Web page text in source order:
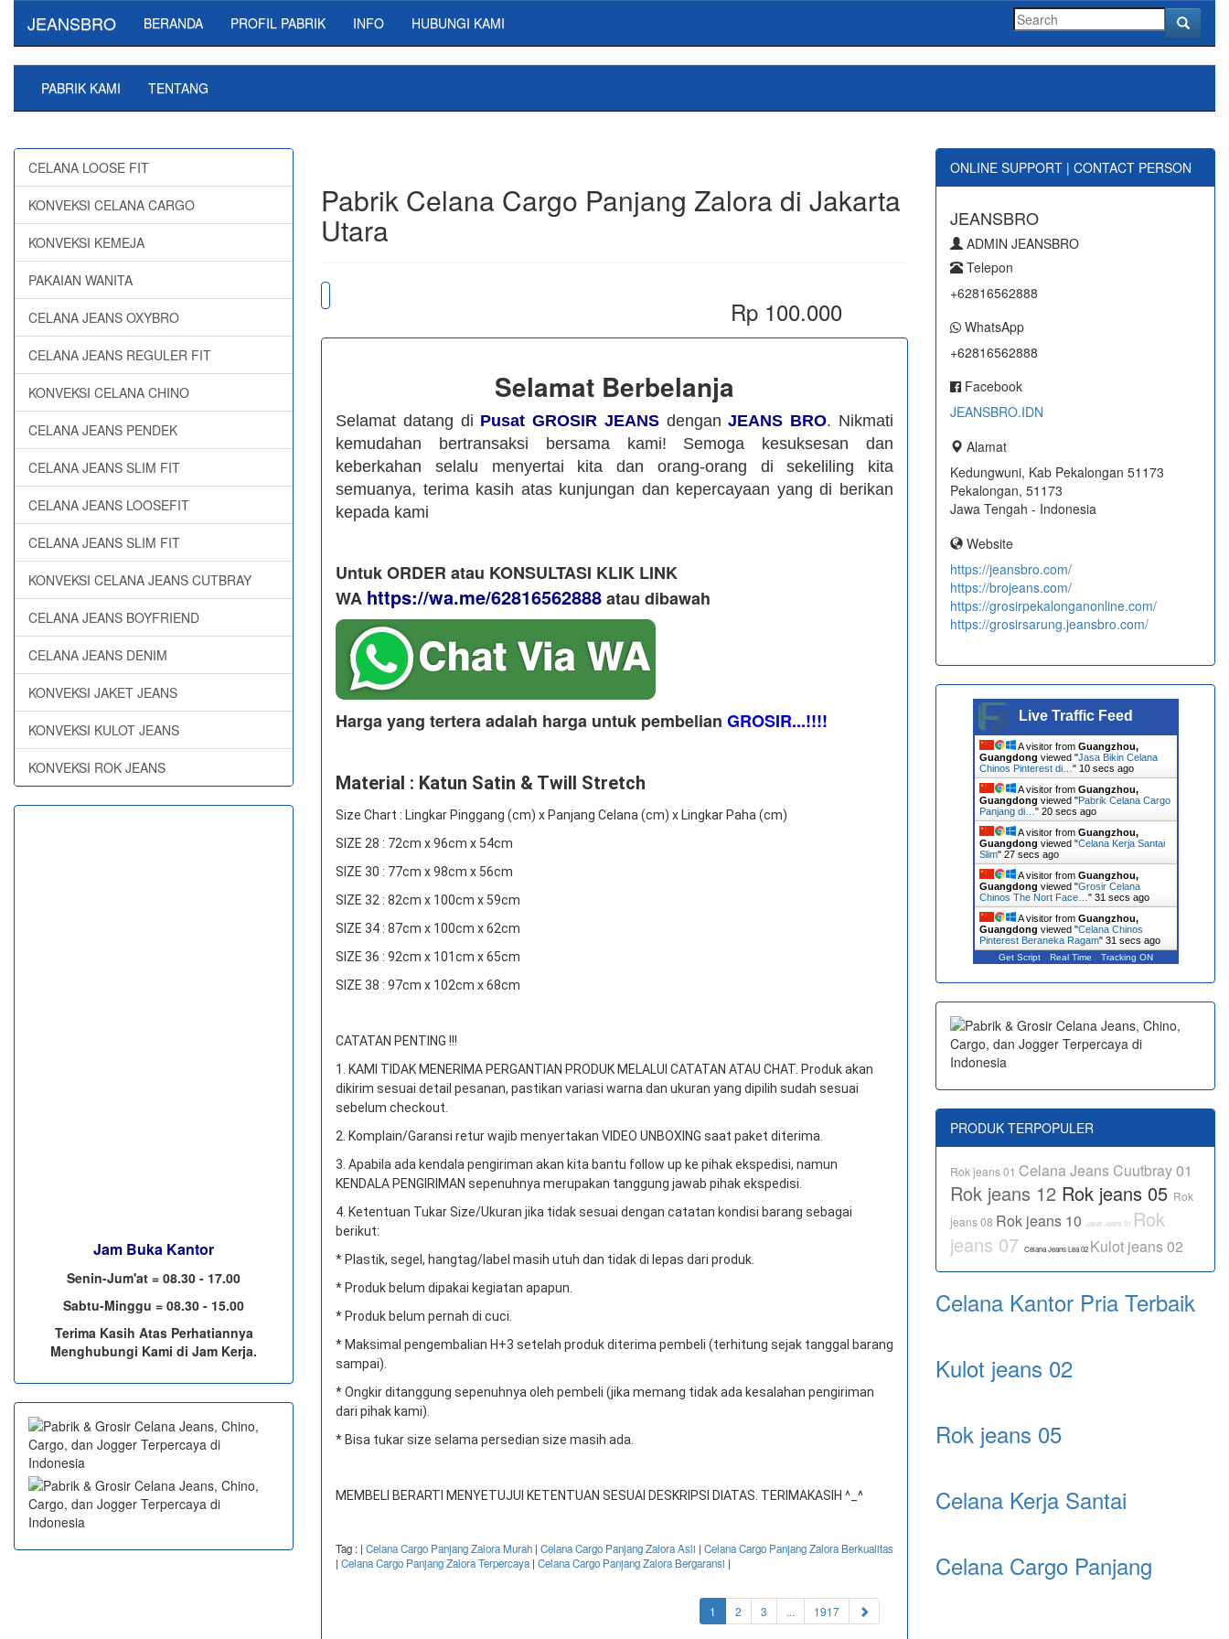
JEANSBRO BERANDA PROFIL PABRIK INFO HUBUNGI KAMI
PABRIK KAMI TENTANG
Pabrik Celana Cargo Panjang Zalora di Jakarta
Utara
Rp 100.000
Selamat Berbelanja
Selamat datang di Pusat GROSIR JEANSdenganJEANS BRO. Nikmati
kemudahan bertransaksi bersama kami! Semoga kesuksesan dan
keberkahan selalu menyertai kita dan orang-orang di sekeliling kita
semuanya, terima kasih atas kunjungan dan kepercayaan yang di berikan
kepada kami
Untuk ORDER atau KONSULTASI KLIK LINK
WA https://wa.me/62816562888​ atau dibawah
Harga yang tertera adalah harga untuk pembelian GROSIR...!!!!
Material : Katun Satin & Twill Stretch
Size Chart : Lingkar Pinggang (cm) x Panjang Celana (cm) x Lingkar Paha (cm)
SIZE 28 : 72cm x 96cm x 54cm
SIZE 30 : 77cm x 98cm x 56cm
SIZE 32 : 82cm x 100cm x 59cm
SIZE 34 : 87cm x 100cm x 62cm
SIZE 36 : 92cm x 101cm x 65cm
SIZE 38 : 97cm x 102cm x 68cm
CATATAN PENTING !!!
1. KAMI TIDAK MENERIMA PERGANTIAN PRODUK MELALUI CATATAN ATAU CHAT. Produk akan
dikirim sesuai detail pesanan, pastikan variasi warna dan ukuran yang dipilih sudah sesuai
sebelum checkout.
2. Komplain/Garansi retur wajib menyertakan VIDEO UNBOXING saat paket diterima.
3. Apabila ada kendala pengiriman akan kita bantu follow up ke pihak ekspedisi, namun
KENDALA PENGIRIMAN sepenuhnya merupakan tanggung jawab pihak ekspedisi.
4. Ketentuan Tukar Size/Ukuran jika tidak sesuai dengan catatan kondisi barang sebagai
berikut:
* Plastik, segel, hangtag/label masih utuh dan tidak di lepas dari produk.
* Produk belum dipakai kegiatan apapun.
* Produk belum pernah di cuci.
* Maksimal pengembalian H+3 setelah produk diterima pembeli (terhitung sejak tanggal barang
sampai).
* Ongkir ditanggung sepenuhnya oleh pembeli (jika memang tidak ada kesalahan pengiriman
dari pihak kami).
* Bisa tukar size selama persedian size masih ada.
MEMBELI BERARTI MENYETUJUI KETENTUAN SESUAI DESKRIPSI DIATAS. TERIMAKASIH ^_^
Tag : | Celana Cargo Panjang Zalora Murah | Celana Cargo Panjang Zalora Asli | Celana Cargo Panjang Zalora Berkualitas
| Celana Cargo Panjang Zalora Terpercaya | Celana Cargo Panjang Zalora Bergaransi |
1 (current)
2 3 ... 1917
CELANA LOOSE FIT
KONVEKSI CELANA CARGO
KONVEKSI KEMEJA
PAKAIAN WANITA
CELANA JEANS OXYBRO
CELANA JEANS REGULER FIT
KONVEKSI CELANA CHINO
CELANA JEANS PENDEK
CELANA JEANS SLIM FIT
CELANA JEANS LOOSEFIT
CELANA JEANS SLIM FIT
KONVEKSI CELANA JEANS CUTBRAY
CELANA JEANS BOYFRIEND
CELANA JEANS DENIM
KONVEKSI JAKET JEANS
KONVEKSI KULOT JEANS
KONVEKSI ROK JEANS
Jam Buka Kantor
Senin-Jum'at = 08.30 - 17.00
Sabtu-Minggu = 08.30 - 15.00
Terima Kasih Atas Perhatiannya
Menghubungi Kami di Jam Kerja.
ONLINE SUPPORT | CONTACT PERSON
JEANSBRO
ADMIN JEANSBRO
Telepon
+62816562888
WhatsApp
+62816562888
Facebook
JEANSBRO.IDN
Alamat
Kedungwuni, Kab Pekalongan 51173
Pekalongan, 51173
Jawa Tengah - Indonesia
Website
https://jeansbro.com/
https://brojeans.com/
https://grosirpekalonganonline.com/
https://grosirsarung.jeansbro.com/
Live Traffic Feed
A visitor from Guangzhou,
Guangdong viewed "Jasa Bikin Celana
Chinos Pinterest di… " 11 secs ago
A visitor from Guangzhou,
Guangdong viewed "Pabrik Celana Cargo
Panjang di… " 21 secs ago
A visitor from Guangzhou,
Guangdong viewed "Celana Kerja Santai
Slim" 28 secs ago
A visitor from Guangzhou,
Guangdong viewed "Grosir Celana
Chinos The Nort Face… " 32 secs ago
A visitor from Guangzhou,
Guangdong viewed "Celana Chinos
Pinterest Beraneka Ragam" 32 secs ago
Get Script Real Time Tracking ON
PRODUK TERPOPULER
Rok jeans 01 Celana Jeans Cuutbray 01
Rok jeans 12 Rok jeans 05 Rok
jeans 08 Rok jeans 10 Jaket Jeans 01 Rok
jeans 07
Celana Jeans Lea 02 Kulot jeans 02
Celana Kantor Pria Terbaik
Kulot jeans 02
Rok jeans 05
Celana Kerja Santai
Celana Cargo Panjang